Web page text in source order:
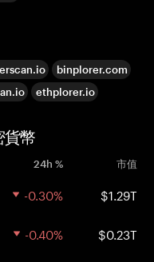
binplorer.com
ethplorer.io
貨幣
24h % 市值
-0.30% $1.29T
-0.40% $0.23T